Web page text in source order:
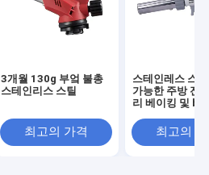
3개월 130g 부엌 불총
스테인리스 스틸
최고의 가격
스테인레스 스
가능한 주방 전
리 베이킹 및
최고의